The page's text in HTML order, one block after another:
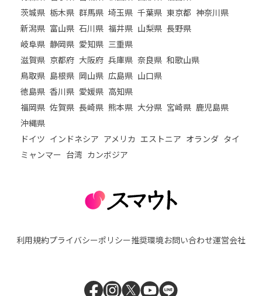
茨城県 栃木県 群馬県 埼玉県 千葉県 東京都 神奈川県
新潟県 富山県 石川県 福井県 山梨県 長野県
岐阜県 静岡県 愛知県 三重県
滋賀県 京都府 大阪府 兵庫県 奈良県 和歌山県
鳥取県 島根県 岡山県 広島県 山口県
徳島県 香川県 愛媛県 高知県
福岡県 佐賀県 長崎県 熊本県 大分県 宮崎県 鹿児島県
沖縄県
ドイツ インドネシア アメリカ エストニア オランダ タイ
ミャンマー 台湾 カンボジア
利用規約プライバシーポリシー推奨環境お問い合わせ運営会社